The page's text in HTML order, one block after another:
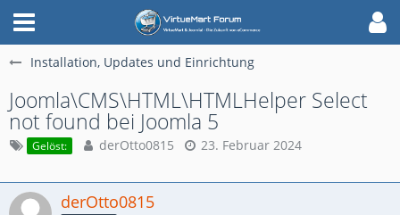
Installation, Updates und Einrichtung
Joomla\CMS\HTML\HTMLHelper Select
not found bei Joomla 5
Gelöst: derOtto0815 23. Februar 2024
derOtto0815